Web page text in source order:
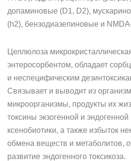
допаминовые (D1, D2),
(h2), бензодиазепиновые и
Целлюлоза
энтеросорбентом, обладает
и неспецифическим
Связывает и выводит из
микроорганизмы, продукты их
токсины экзогенной и
ксенобиотики, а также избыток
обмена веществ и метаболитов,
развитие эндогенного токсикоза.